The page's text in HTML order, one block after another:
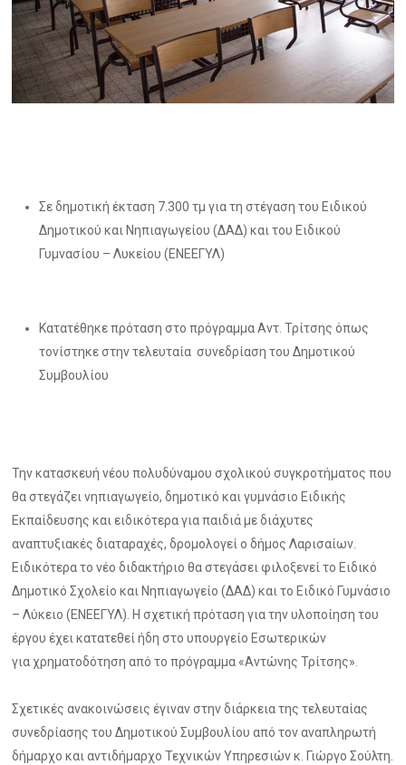
Σε δημοτική έκταση 7.300 τμ για τη στέγαση του Ειδικού
Δημοτικού και Νηπιαγωγείου (ΔΑΔ) και του Ειδικού
Γυμνασίου – Λυκείου (ΕΝΕΕΓΥΛ)
Κατατέθηκε πρόταση στο πρόγραμμα Αντ. Τρίτσης όπως
τονίστηκε στην τελευταία συνεδρίαση του Δημοτικού
Συμβουλίου
Την κατασκευή νέου πολυδύναμου σχολικού συγκροτήματος που
θα στεγάζει νηπιαγωγείο, δημοτικό και γυμνάσιο Ειδικής
Εκπαίδευσης και ειδικότερα για παιδιά με διάχυτες
αναπτυξιακές διαταραχές, δρομολογεί ο δήμος Λαρισαίων.
Ειδικότερα το νέο διδακτήριο θα στεγάσει φιλοξενεί το Ειδικό
Δημοτικό Σχολείο και Νηπιαγωγείο (ΔΑΔ) και το Ειδικό Γυμνάσιο
– Λύκειο (ΕΝΕΕΓΥΛ). Η σχετική πρόταση για την υλοποίηση του
έργου έχει κατατεθεί ήδη στο υπουργείο Εσωτερικών
για χρηματοδότηση από το πρόγραμμα «Αντώνης Τρίτσης».
Σχετικές ανακοινώσεις έγιναν στην διάρκεια της τελευταίας
συνεδρίασης του Δημοτικού Συμβουλίου από τον αναπληρωτή
δήμαρχο και αντιδήμαρχο Τεχνικών Υπηρεσιών κ. Γιώργο Σούλτη.